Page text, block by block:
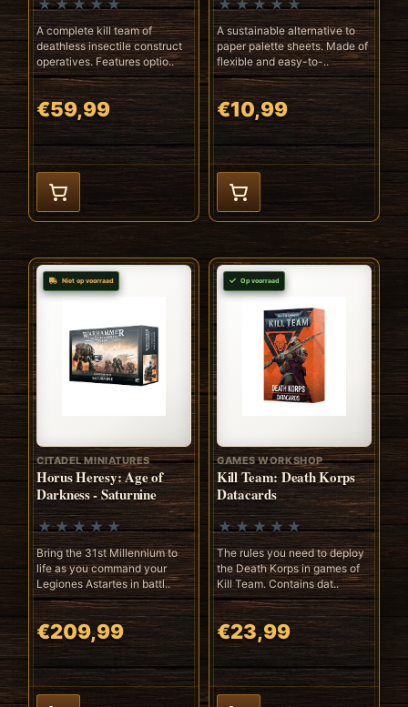
A complete kill team of
deathless insectile construct
operatives. Features optio..
€59,99
A sustainable alternative to
paper palette sheets. Made of
flexible and easy-to-..
€10,99
Niet op voorraad
CITADEL MINIATURES
Horus Heresy: Age of
Darkness - Saturnine
Bring the 31st Millennium to
life as you command your
Legiones Astartes in battl..
€209,99
Op voorraad
GAMES WORKSHOP
Kill Team: Death Korps
Datacards
The rules you need to deploy
the Death Korps in games of
Kill Team. Contains dat..
€23,99